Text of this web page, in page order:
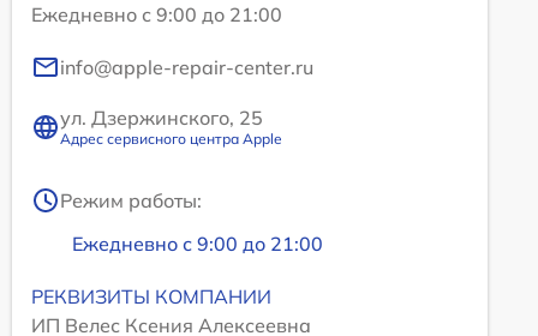
Ежедневно с 9:00 до 21:00
info@apple-repair-center.ru
ул. Дзержинского, 25
Адрес сервисного центра Apple
Режим работы:
Ежедневно с 9:00 до 21:00
РЕКВИЗИТЫ КОМПАНИИ
ИП Велес Ксения Алексеевна